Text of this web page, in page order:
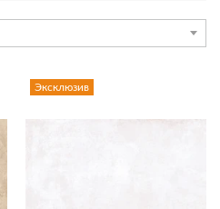
Эксклюзив